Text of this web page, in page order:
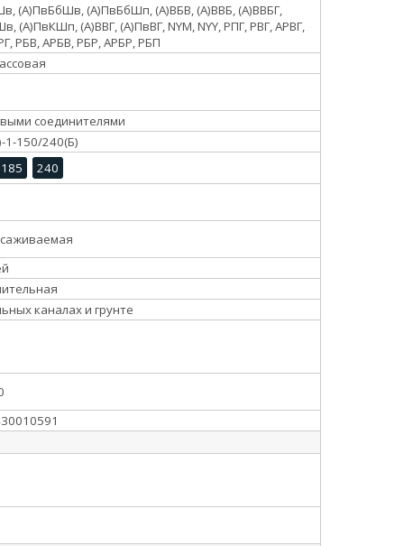
(А)ПвБбШв, (А)ПвБбШп, (А)ВБВ, (А)ВВБ, (А)ВВБГ,
(А)ПвКШп, (А)ВВГ, (А)ПвВГ, NYM, NYY, РПГ, РВГ, АРВГ,
РБВ, АРБВ, РБР, АРБР, РБП
соединителями
1-150/240(Б)
185
240
каналах и грунте